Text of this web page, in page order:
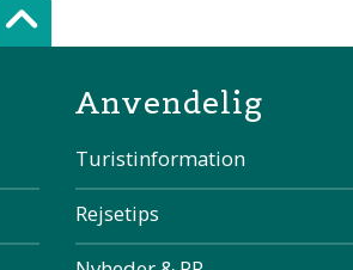
Scroll top of the
Anvendelig
Turistinformation
Rejsetips